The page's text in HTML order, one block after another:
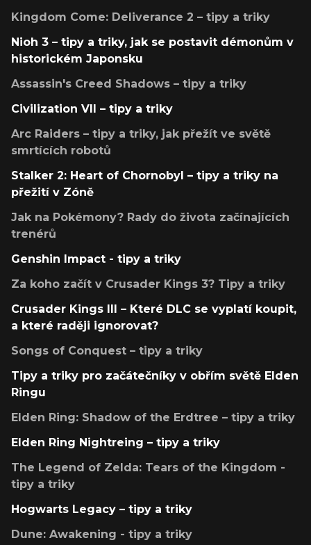
Kingdom Come: Deliverance 2 – tipy a triky
Nioh 3 – tipy a triky, jak se postavit démonům v
historickém Japonsku
Assassin's Creed Shadows – tipy a triky
Civilization VII – tipy a triky
Arc Raiders – tipy a triky, jak přežít ve světě
smrtících robotů
Stalker 2: Heart of Chornobyl – tipy a triky na
přežití v Zóně
Jak na Pokémony? Rady do života začínajících
trenérů
Genshin Impact - tipy a triky
Za koho začít v Crusader Kings 3? Tipy a triky
Crusader Kings III – Které DLC se vyplatí koupit,
a které raději ignorovat?
Songs of Conquest – tipy a triky
Tipy a triky pro začátečníky v obřím světě Elden
Ringu
Elden Ring: Shadow of the Erdtree – tipy a triky
Elden Ring Nightreing – tipy a triky
The Legend of Zelda: Tears of the Kingdom -
tipy a triky
Hogwarts Legacy – tipy a triky
Dune: Awakening - tipy a triky